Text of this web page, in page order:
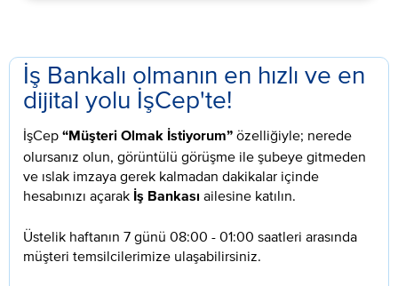
İş Bankalı olmanın en hızlı ve en
dijital yolu İşCep'te!
İşCep “Müşteri Olmak İstiyorum” özelliğiyle; nerede
olursanız olun, görüntülü görüşme ile şubeye gitmeden
ve ıslak imzaya gerek kalmadan dakikalar içinde
hesabınızı açarak İş Bankası ailesine katılın.
Üstelik haftanın 7 günü 08:00 - 01:00 saatleri arasında
müşteri temsilcilerimize ulaşabilirsiniz.